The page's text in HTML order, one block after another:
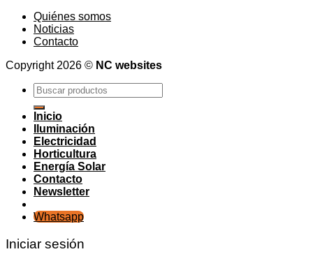
Quiénes somos
Noticias
Contacto
Copyright 2026 © NC websites
Buscar
por:
Inicio
Iluminación
Electricidad
Horticultura
Energía Solar
Contacto
Newsletter
Whatsapp
Iniciar sesión